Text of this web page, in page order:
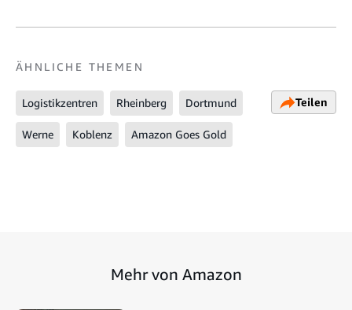
ÄHNLICHE THEMEN
Logistikzentren Rheinberg Dortmund
Werne Koblenz Amazon Goes Gold
Teilen
Mehr von Amazon